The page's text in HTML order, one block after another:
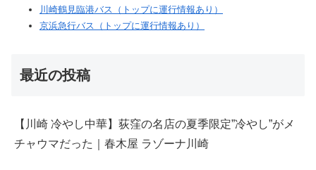
川崎鶴見臨港バス（トップに運行情報あり）
京浜急行バス（トップに運行情報あり）
最近の投稿
【川崎 冷やし中華】荻窪の名店の夏季限定”冷やし”がメ
チャウマだった｜春木屋 ラゾーナ川崎